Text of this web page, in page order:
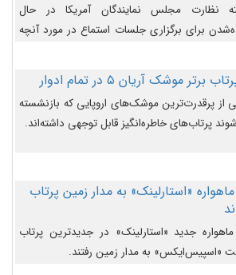
نظارت مجلس نمایندگان آمریکا در حال
برای برگزاری جلسات استماع در مورد آنچه
است و قرار است افشاگران یوفوها هفته آینده
مقابل آنها شهادت دهند.
از پرقدرت‌ترین موشک‌های اروپایی که بازنشسته
پرتاب‌های خاطره‌انگیز قابل توجهی داشته‌اند.
۴۸ ماهواره «استارلینک» به مدار زمین پرتاب
۴۸ ماهواره جدید «استارلینک» در جدیدترین پرتاب
«اسپیس‌ایکس» به مدار زمین رفتند.